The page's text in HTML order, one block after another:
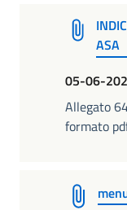
ASA
05-06-
Allegato
formato